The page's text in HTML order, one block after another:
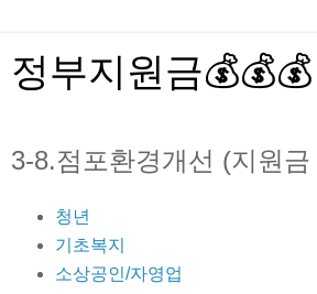
정부지원금💰💰💰
3-8.점포환경개선 (지원금
청년
기초복지
소상공인/자영업